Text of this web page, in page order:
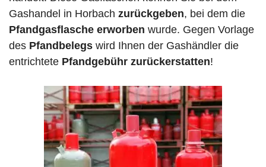
Gashandel in Horbach zurückgeben, bei dem die
Pfandgasflasche erworben wurde. Gegen Vorlage
des Pfandbelegs wird Ihnen der Gashändler die
entrichtete Pfandgebühr zurückerstatten!